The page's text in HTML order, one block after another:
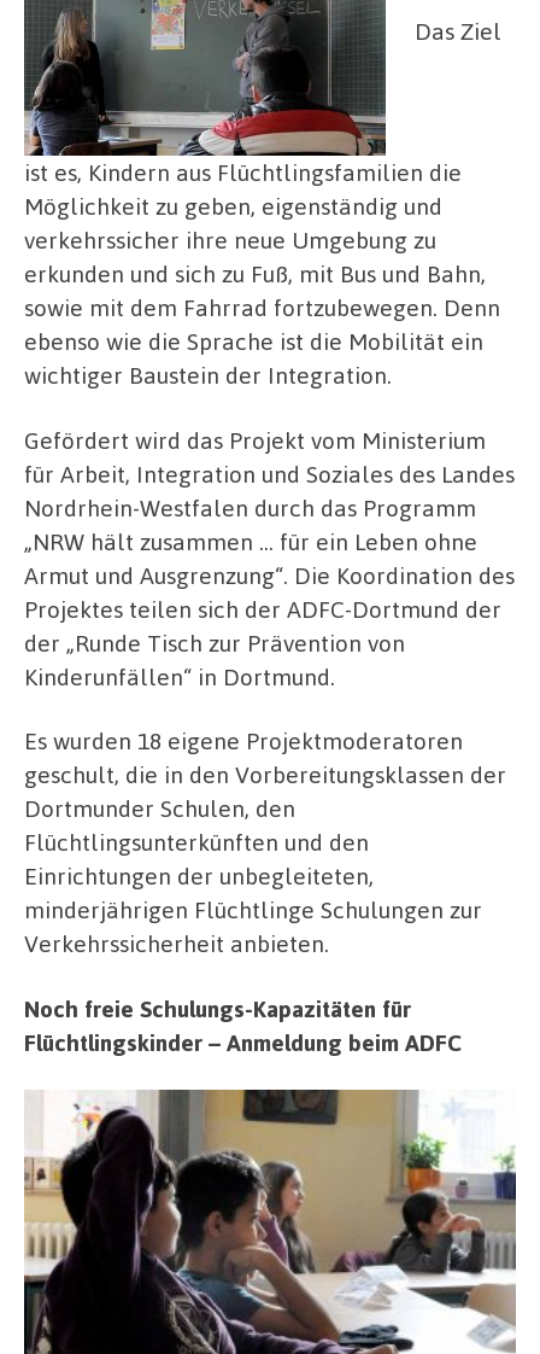
Das Ziel
ist es, Kindern aus Flüchtlingsfamilien die
Möglichkeit zu geben, eigenständig und
verkehrssicher ihre neue Umgebung zu
erkunden und sich zu Fuß, mit Bus und Bahn,
sowie mit dem Fahrrad fortzubewegen. Denn
ebenso wie die Sprache ist die Mobilität ein
wichtiger Baustein der Integration.
Gefördert wird das Projekt vom Ministerium
für Arbeit, Integration und Soziales des Landes
Nordrhein-Westfalen durch das Programm
„NRW hält zusammen … für ein Leben ohne
Armut und Ausgrenzung“. Die Koordination des
Projektes teilen sich der ADFC-Dortmund der
der „Runde Tisch zur Prävention von
Kinderunfällen“ in Dortmund.
Es wurden 18 eigene Projektmoderatoren
geschult, die in den Vorbereitungsklassen der
Dortmunder Schulen, den
Flüchtlingsunterkünften und den
Einrichtungen der unbegleiteten,
minderjährigen Flüchtlinge Schulungen zur
Verkehrssicherheit anbieten.
Noch freie Schulungs-Kapazitäten für
Flüchtlingskinder – Anmeldung beim ADFC